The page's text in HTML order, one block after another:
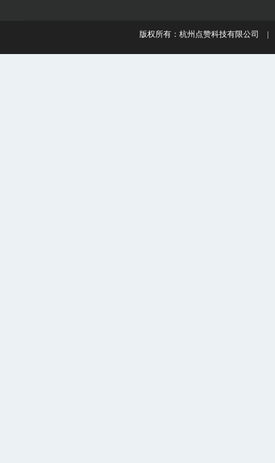
版权所有：杭州点赞科技有限公司